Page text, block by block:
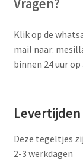
Vragen?
Klik op de
mail naar:
binnen 24 uur
Levertijden
Deze tegeltjes
2-3 werkdagen